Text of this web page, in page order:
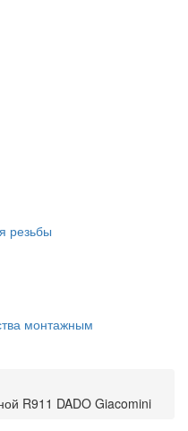
резьбы
R911 DADO Giacomini